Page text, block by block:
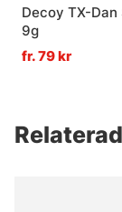
Decoy TX-Dan
9g
fr. 79 kr